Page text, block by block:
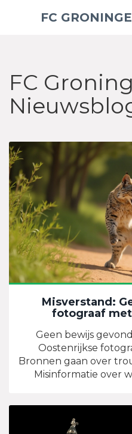
FC
FC
Misverstand:
fotograaf met
Geen bewijs
Oostenrijkse
Bronnen gaan over
Misinformatie over